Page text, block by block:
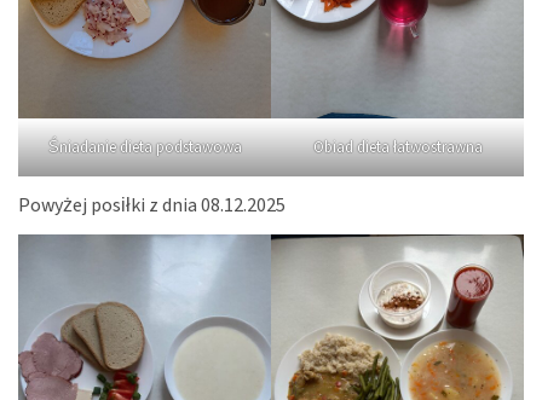
Śniadanie dieta podstawowa Obiad dieta łatwostrawna
Powyżej posiłki z dnia 08.12.2025